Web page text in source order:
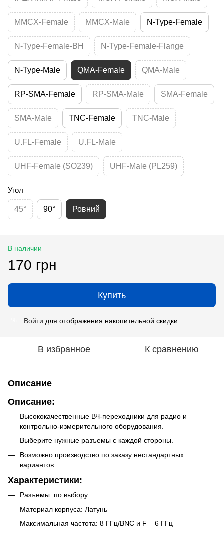
MMCX-Female MMCX-Male N-Type-Female
N-Type-Female-BH N-Type-Female-Flange
N-Type-Male QMA-Female QMA-Male
RP-SMA-Female RP-SMA-Male SMA-Female
SMA-Male TNC-Female TNC-Male
U.FL-Female U.FL-Male
UHF-Female (SO239) UHF-Male (PL259)
Угол
45° 90° Ровний
В наличии
170 грн
Купить
Войти для отображения накопительной скидки
В избранное К сравнению
Описание
Описание:
Высококачественные ВЧ-переходники для радио и
контрольно-измерительного оборудования.
Выберите нужные разъемы с каждой стороны.
Возможно производство по заказу нестандартных
вариантов.
Характеристики:
Разъемы: по выбору
Материал корпуса: Латунь
Максимальная частота: 8 ГГц/BNC и F – 6 ГГц